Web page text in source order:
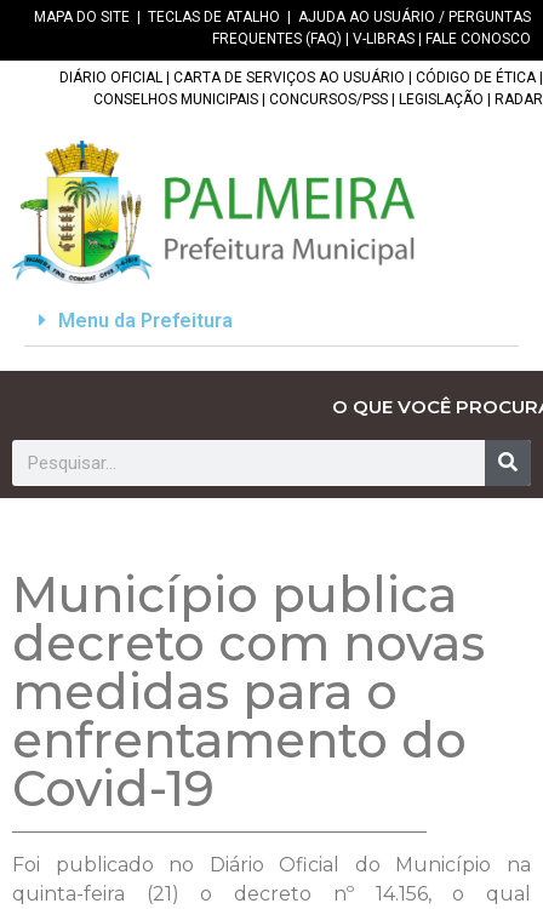
MAPA DO SITE TECLAS DE ATALHO
AJUDA AO USUÁRIO / PERGUNTAS
FREQUENTES (FAQ)
V-LIBRAS FALE CONOSCO
DIÁRIO OFICIAL CARTA DE SERVIÇOS AO USUÁRIO CÓDIGO DE ÉTICA|
CONSELHOS MUNICIPAIS
CONCURSOS/PSS LEGISLAÇÃO RADAR
Menu da Prefeitura
O QUE VOCÊ
Município publica
decreto com novas
medidas para o
enfrentamento do
Covid-19
Foi publicado no Diário Oficial do Município na
quinta-feira (21) o decreto nº 14.156, o qual